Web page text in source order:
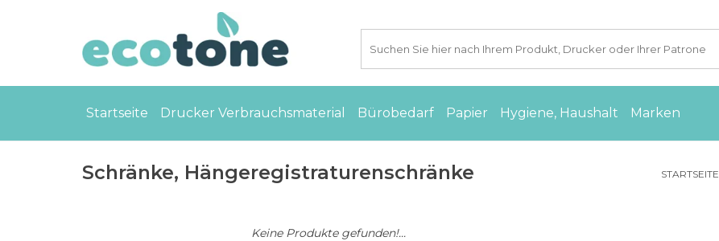
Startseite Drucker Verbrauchsmaterial Bürobedarf Papier Hygiene, Haushalt Marken
Schränke, Hängeregistraturenschränke STARTSEITE
Keine Produkte gefunden!...